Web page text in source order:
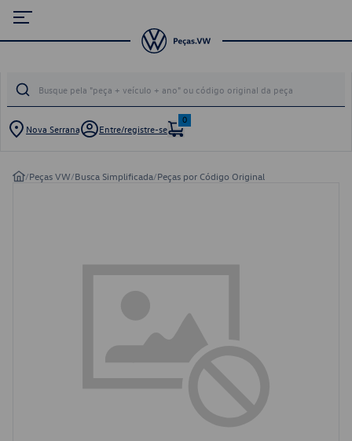
Nova Serrana Entre/registre-se
0
/Peças VW/Busca Simplificada/Peças por Código Original